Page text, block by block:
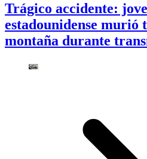
Trágico accidente:
estadounidense murió
montaña durante